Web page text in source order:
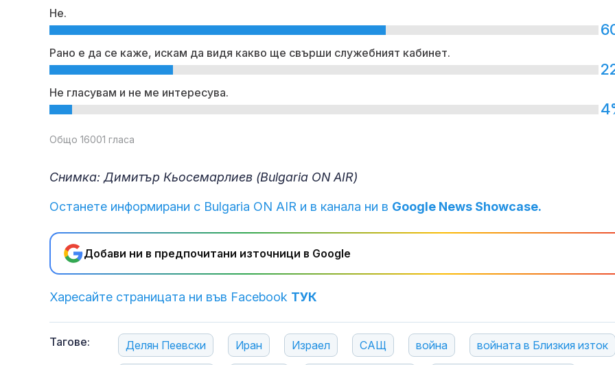
Не.
Рано е да се каже, искам да видя какво ще свърши служебният кабинет.
Не гласувам и не ме интересува.
Общо 16001 гласа
Снимка: Димитър Кьосемарлиев (Bulgaria ON AIR)
Останете информирани с Bulgaria ON AIR и в канала ни в Google News Showcase.
Добави ни в предпочитани източници в Google
Харесайте страницата ни във Facebook ТУК
Тагове: Делян Пеевски Иран Израел САЩ война войната в Близкия изток